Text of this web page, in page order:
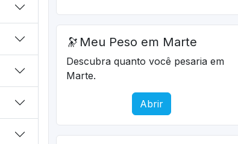
🔭 Meu Peso em Marte
Descubra quanto você pesaria em
Marte.
Abrir